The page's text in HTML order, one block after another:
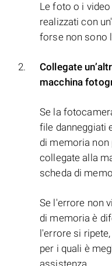
Le foto o i
realizzati con
forse non sono
Collegate
macchina
Se la
file danneggiati
di memoria
collegate alla
scheda di
Se l'errore non
di memoria è
l'errore si
per i quali è